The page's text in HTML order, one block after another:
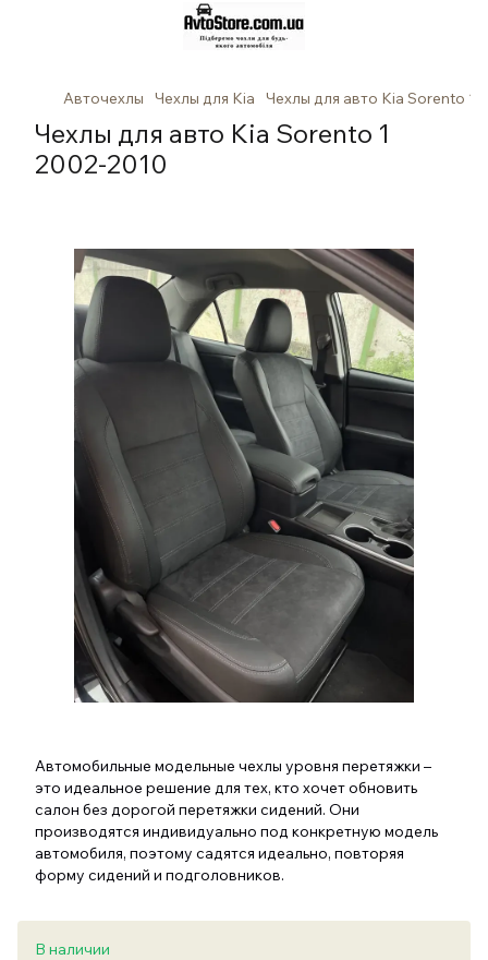
Авточехлы Чехлы для Kia Чехлы для авто Kia Sorento 1
Чехлы для авто Kia Sorento 1
2002-2010
Автомобильные модельные чехлы уровня перетяжки –
это идеальное решение для тех, кто хочет обновить
салон без дорогой перетяжки сидений. Они
производятся индивидуально под конкретную модель
автомобиля, поэтому садятся идеально, повторяя
форму сидений и подголовников.
В наличии